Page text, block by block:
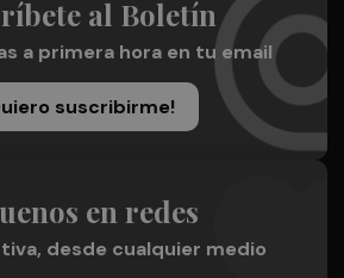
al Boletín
a primera hora en tu email
suscribirme!
en redes
desde cualquier medio